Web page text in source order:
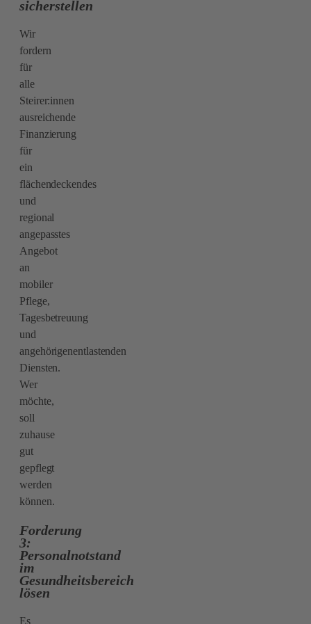
sicherstellen
Wir
fordern
für
alle
Steirer:innen
ausreichende
Finanzierung
für
ein
flächendeckendes
und
regional
angepasstes
Angebot
an
mobiler
Pflege,
Tagesbetreuung
und
angehörigenentlastenden
Diensten.
Wer
möchte,
soll
zuhause
gut
gepflegt
werden
können.
Forderung
3:
Personalnotstand
im
Gesundheitsbereich
lösen
Es